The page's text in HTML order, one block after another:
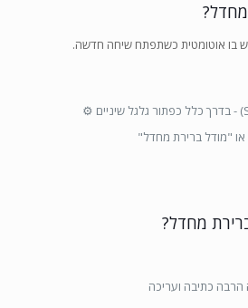
בו אוטומטית כשתפתח שיחה חדשה.
או "מודל ברירת מחדל"
מחדל?
כתיבה ועריכה